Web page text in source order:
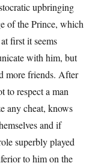
upbringing
of the Prince, which
first it seems
with him, but
more friends. After
to respect a man
any cheat, knows
and if
superbly played
to him on the